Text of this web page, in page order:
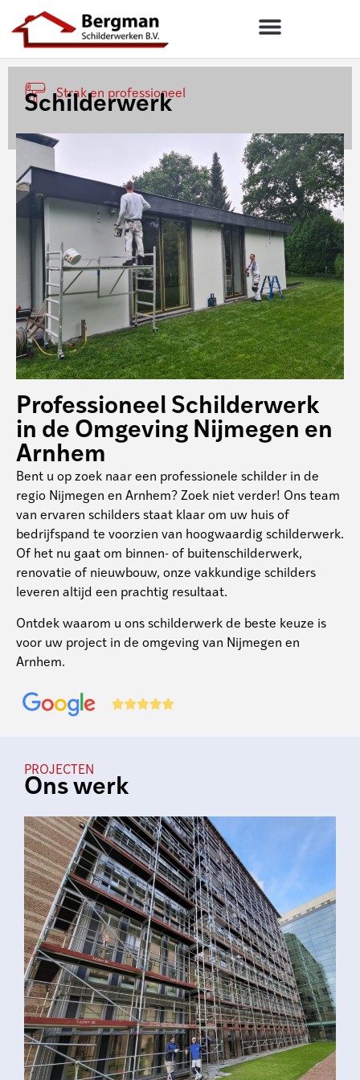
Strak en professioneel
Schilderwerk
Professioneel Schilderwerk
in de Omgeving Nijmegen en
Arnhem
Bent u op zoek naar een professionele schilder in de
regio Nijmegen en Arnhem? Zoek niet verder! Ons team
van ervaren schilders staat klaar om uw huis of
bedrijfspand te voorzien van hoogwaardig schilderwerk.
Of het nu gaat om binnen- of buitenschilderwerk,
renovatie of nieuwbouw, onze vakkundige schilders
leveren altijd een prachtig resultaat.
Ontdek waarom u ons schilderwerk de beste keuze is
voor uw project in de omgeving van Nijmegen en
Arnhem.
PROJECTEN
Ons werk